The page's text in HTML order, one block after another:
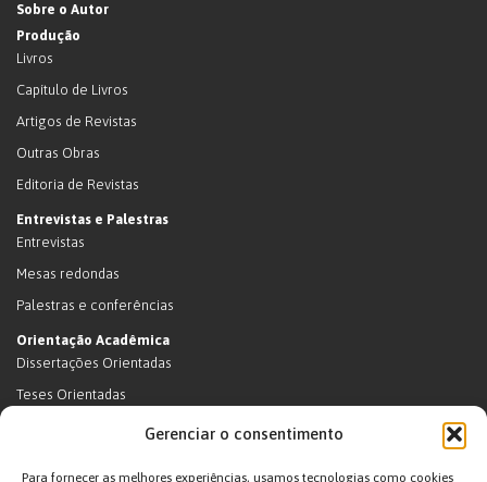
Gerenciar o consentimento
Para fornecer as melhores experiências, usamos tecnologias como cookies
Sobre o Autor
Produção
Livros
Capítulo de Livros
Artigos de Revistas
Outras Obras
Editoria de Revistas
Entrevistas e Palestras
Entrevistas
Mesas redondas
Palestras e conferências
Orientação Acadêmica
Dissertações Orientadas
Teses Orientadas
Livros (dissertações e teses)